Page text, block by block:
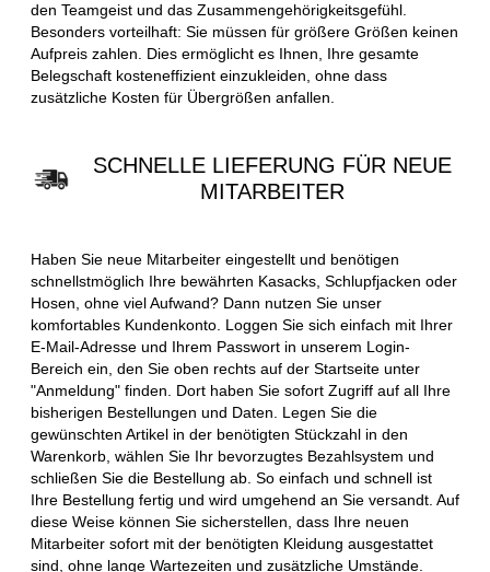
den Teamgeist und das Zusammengehörigkeitsgefühl.
Besonders vorteilhaft: Sie müssen für größere Größen keinen
Aufpreis zahlen. Dies ermöglicht es Ihnen, Ihre gesamte
Belegschaft kosteneffizient einzukleiden, ohne dass
zusätzliche Kosten für Übergrößen anfallen.
SCHNELLE LIEFERUNG FÜR NEUE
MITARBEITER
Haben Sie neue Mitarbeiter eingestellt und benötigen
schnellstmöglich Ihre bewährten Kasacks, Schlupfjacken oder
Hosen, ohne viel Aufwand? Dann nutzen Sie unser
komfortables Kundenkonto. Loggen Sie sich einfach mit Ihrer
E-Mail-Adresse und Ihrem Passwort in unserem Login-
Bereich ein, den Sie oben rechts auf der Startseite unter
"Anmeldung" finden. Dort haben Sie sofort Zugriff auf all Ihre
bisherigen Bestellungen und Daten. Legen Sie die
gewünschten Artikel in der benötigten Stückzahl in den
Warenkorb, wählen Sie Ihr bevorzugtes Bezahlsystem und
schließen Sie die Bestellung ab. So einfach und schnell ist
Ihre Bestellung fertig und wird umgehend an Sie versandt. Auf
diese Weise können Sie sicherstellen, dass Ihre neuen
Mitarbeiter sofort mit der benötigten Kleidung ausgestattet
sind, ohne lange Wartezeiten und zusätzliche Umstände.